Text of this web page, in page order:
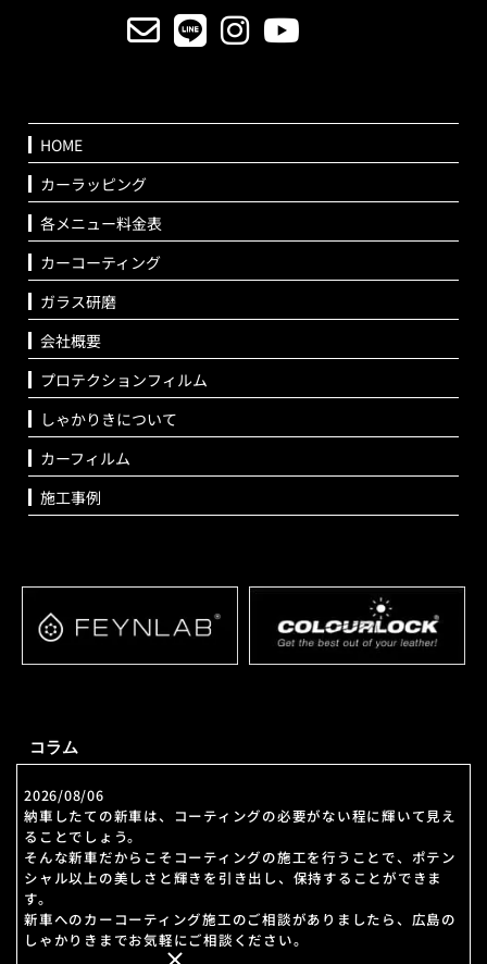
HOME
カーラッピング
各メニュー料金表
カーコーティング
ガラス研磨
会社概要
プロテクションフィルム
しゃかりきについて
カーフィルム
施工事例
コラム
2026/08/06
納車したての新車は、コーティングの必要がない程に輝いて見え
ることでしょう。
そんな新車だからこそコーティングの施工を行うことで、ポテン
シャル以上の美しさと輝きを引き出し、保持することができま
す。
新車へのカーコーティング施工のご相談がありましたら、広島の
しゃかりきまでお気軽にご相談ください。